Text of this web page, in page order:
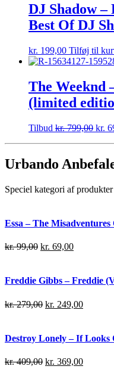
DJ Shadow –
Best Of DJ
kr. 199,00 Tilføj til
The Weeknd
(limited
Tilbud kr.799,00 kr.
Urbando
Speciel kategori af produkter
Essa – The
kr.99,00 kr. 69,00
Freddie Gibbs – Freddie
kr.279,00 kr. 249,00
Destroy Lonely – If
kr.409,00 kr. 369,00